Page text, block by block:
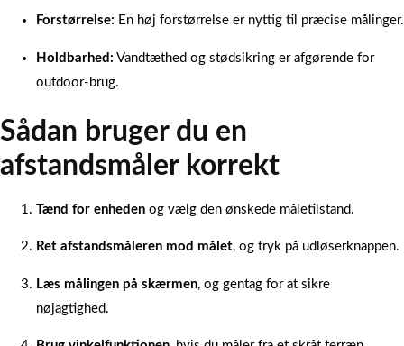
Forstørrelse: En høj forstørrelse er nyttig til præcise målinger.
Holdbarhed: Vandtæthed og stødsikring er afgørende for
outdoor-brug.
Sådan bruger du en
afstandsmåler korrekt
Tænd for enheden og vælg den ønskede måletilstand.
Ret afstandsmåleren mod målet, og tryk på udløserknappen.
Læs målingen på skærmen, og gentag for at sikre
nøjagtighed.